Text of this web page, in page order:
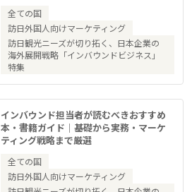
全ての国
訪日外国人向けマーケティング
訪日観光ニーズが切り拓く、日本企業の
海外展開戦略「インバウンドビジネス」
特集
インバウンド担当者が読むべきおすすめ
本・書籍ガイド｜基礎から実務・マーケ
ティング戦略まで厳選
全ての国
訪日外国人向けマーケティング